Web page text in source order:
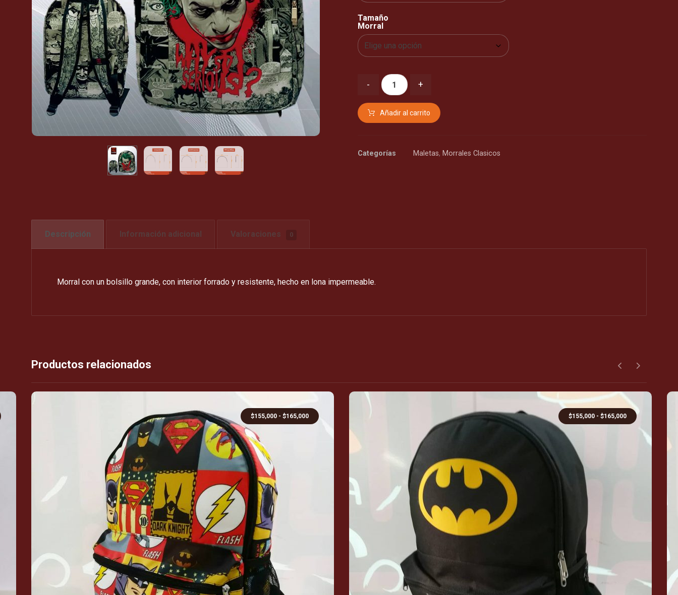
Tamaño
Morral
- +
Añadir al carrito
Categorías Maletas, Morrales Clasicos
Descripción Información adicional Valoraciones 0
Morral con un bolsillo grande, con interior forrado y resistente, hecho en lona impermeable.
Productos relacionados
$155,000 - $165,000 $155,000 - $165,000